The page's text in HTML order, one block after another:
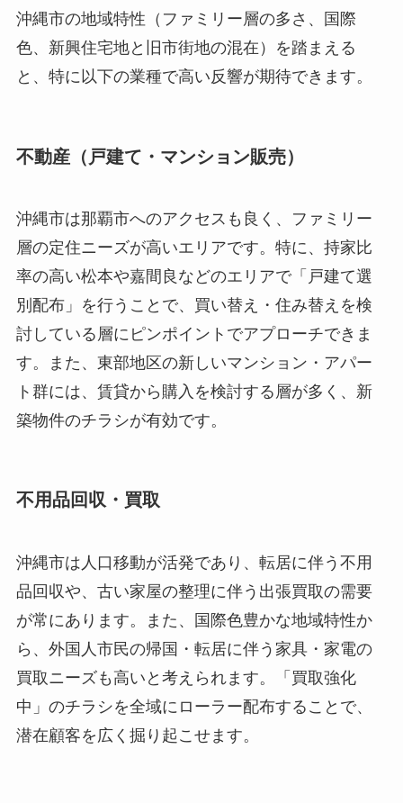
沖縄市の地域特性（ファミリー層の多さ、国際
色、新興住宅地と旧市街地の混在）を踏まえる
と、特に以下の業種で高い反響が期待できます。
不動産（戸建て・マンション販売）
沖縄市は那覇市へのアクセスも良く、ファミリー
層の定住ニーズが高いエリアです。特に、持家比
率の高い松本や嘉間良などのエリアで「戸建て選
別配布」を行うことで、買い替え・住み替えを検
討している層にピンポイントでアプローチできま
す。また、東部地区の新しいマンション・アパー
ト群には、賃貸から購入を検討する層が多く、新
築物件のチラシが有効です。
不用品回収・買取
沖縄市は人口移動が活発であり、転居に伴う不用
品回収や、古い家屋の整理に伴う出張買取の需要
が常にあります。また、国際色豊かな地域特性か
ら、外国人市民の帰国・転居に伴う家具・家電の
買取ニーズも高いと考えられます。「買取強化
中」のチラシを全域にローラー配布することで、
潜在顧客を広く掘り起こせます。